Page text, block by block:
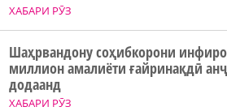
ХАБАРИ РӮЗ
ХАБАРИ РӮЗ
Шаҳрвандону соҳибкорони
миллион амалиёти ғайринақдӣ
додаанд